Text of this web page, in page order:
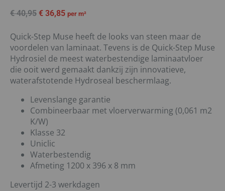
€40,95 € 36,85 per m²
Quick-Step Muse heeft de looks van steen maar de
voordelen van laminaat. Tevens is de Quick-Step Muse
Hydrosiel de meest waterbestendige laminaatvloer
die ooit werd gemaakt dankzij zijn innovatieve,
waterafstotende Hydroseal beschermlaag.
Levenslange garantie
Combineerbaar met vloerverwarming (0,061 m2
K/W)
Klasse 32
Uniclic
Waterbestendig
Afmeting 1200 x 396 x 8 mm
Levertijd 2-3 werkdagen